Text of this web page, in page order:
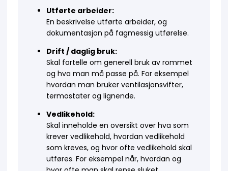
Utførte arbeider:
En beskrivelse utførte arbeider, og
dokumentasjon på fagmessig utførelse.
Drift / daglig bruk:
Skal fortelle om generell bruk av rommet
og hva man må passe på. For eksempel
hvordan man bruker ventilasjonsvifter,
termostater og lignende.
Vedlikehold:
Skal inneholde en oversikt over hva som
krever vedlikehold, hvordan vedlikehold
som kreves, og hvor ofte vedlikehold skal
utføres. For eksempel når, hvordan og